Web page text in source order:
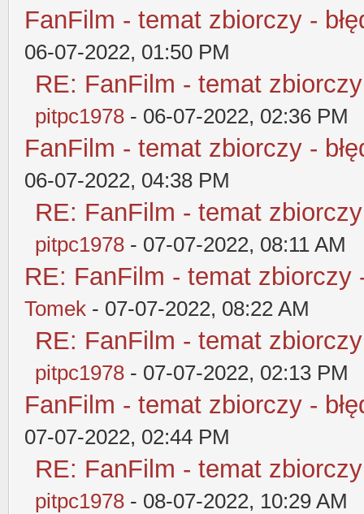
FanFilm - temat zbiorczy -
06-07-2022, 01:50 PM
RE: FanFilm - temat
pitpc1978 - 06-07-2022, 02:36 PM
FanFilm - temat zbiorczy -
06-07-2022, 04:38 PM
RE: FanFilm - temat
pitpc1978 - 07-07-2022, 08:11 AM
RE: FanFilm - temat zbiorczy
Tomek - 07-07-2022, 08:22 AM
RE: FanFilm - temat
pitpc1978 - 07-07-2022, 02:13 PM
FanFilm - temat zbiorczy -
07-07-2022, 02:44 PM
RE: FanFilm - temat
pitpc1978 - 08-07-2022, 10:29 AM